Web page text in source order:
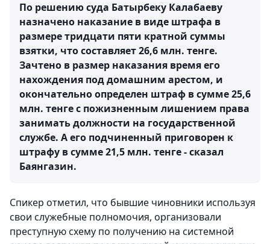
По решению суда Батырбеку Калабаеву
назначено наказание в виде штрафа в
размере тридцати пяти кратной суммы
взятки, что составляет 26,6 млн. тенге.
Зачтено в размер наказания время его
нахождения под домашним арестом, и
окончательно определен штраф в сумме 25,6
млн. тенге с пожизненным лишением права
занимать должности на государственной
службе. А его подчиненный приговорен к
штрафу в сумме 21,5 млн. тенге - сказал
Баянгазин.
Спикер отметил, что бывшие чиновники используя
свои служебные полномочия, организовали
преступную схему по получению на системной